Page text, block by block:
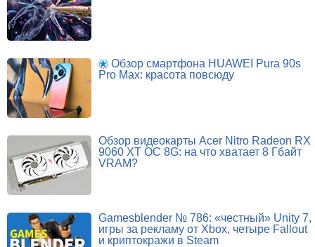
Обзор смартфона HUAWEI Pura 90s
Pro Max: красота повсюду
Обзор видеокарты Acer Nitro Radeon RX
9060 XT OC 8G: на что хватает 8 Гбайт
VRAM?
Gamesblender № 786: «честный» Unity 7,
игры за рекламу от Xbox, четыре Fallout
и криптокражи в Steam